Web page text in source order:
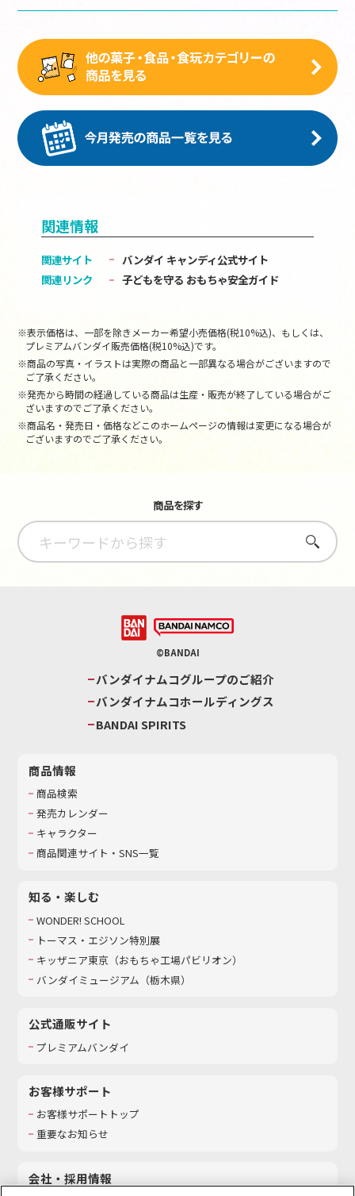
関連情報
関連サイト
バンダイ キャンディ公式サイト
関連リンク
子どもを守る おもちゃ安全ガイド
※表示価格は、一部を除きメーカー希望小売価格(税10%込)、もしくは、
プレミアムバンダイ販売価格(税10%込)です。
※商品の写真・イラストは実際の商品と一部異なる場合がございますので
ご了承ください。
※発売から時間の経過している商品は生産・販売が終了している場合がご
ざいますのでご了承ください。
※商品名・発売日・価格などこのホームページの情報は変更になる場合が
ございますのでご了承ください。
商品を探す
さがす
©BANDAI
バンダイナムコグループのご紹介
バンダイナムコホールディングス
BANDAI SPIRITS
商品情報
商品検索
発売カレンダー
キャラクター
商品関連サイト・SNS一覧
知る・楽しむ
WONDER! SCHOOL
トーマス・エジソン特別展
キッザニア東京（おもちゃ工場パビリオン）​
バンダイミュージアム（栃木県）
公式通販サイト
プレミアムバンダイ
お客様サポート
お客様サポートトップ
重要なお知らせ
会社・採用情報